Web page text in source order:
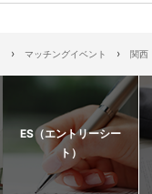
› マッチングイベント › 関西
ES（エントリーシー
ト）